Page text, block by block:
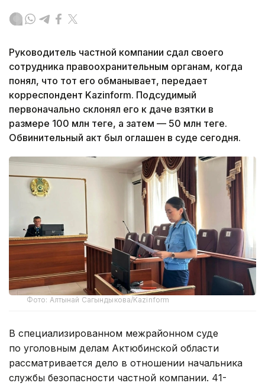
Руководитель частной компании сдал своего
сотрудника правоохранительным органам, когда
понял, что тот его обманывает, передает
корреспондент Kazinform. Подсудимый
первоначально склонял его к даче взятки в
размере 100 млн теңге, а затем — 50 млн теңге.
Обвинительный акт был оглашен в суде сегодня.
Фото: Алтынай Сагындыкова/Kazinform
В специализированном межрайонном суде
по уголовным делам Актюбинской области
рассматривается дело в отношении начальника
службы безопасности частной компании. 41-